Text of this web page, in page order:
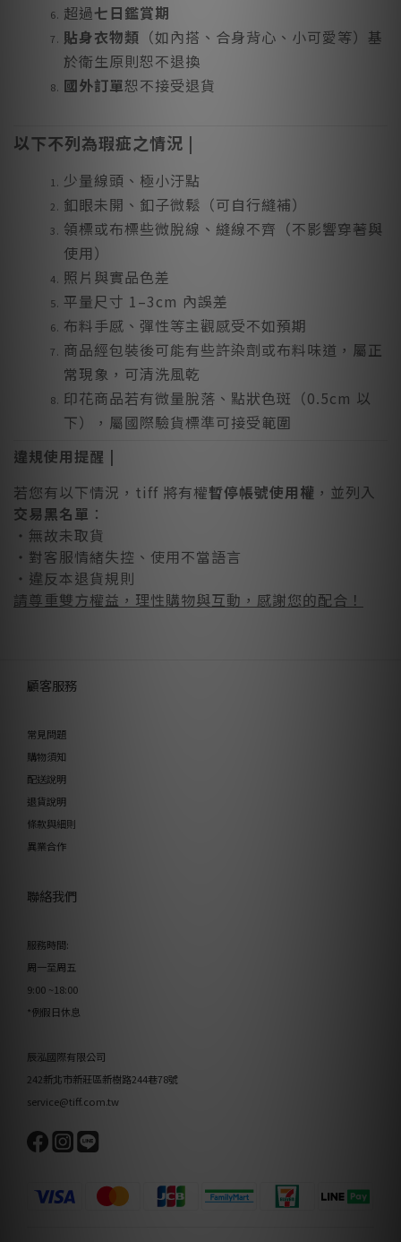
超過七日鑑賞期
貼身衣物類 （如內搭、合身背心、小可愛等）基
於衛生原則恕不退換
國外訂單恕不接受退貨
以下不列為瑕疵之情況 |
少量線頭、極小汙點
釦眼未開、釦子微鬆（可自行縫補）
領標或布標些微脫線、縫線不齊（不影響穿著與
使用）
照片與實品色差
平量尺寸 1–3cm 內誤差
布料手感、彈性等主觀感受不如預期
商品經包裝後可能有些許染劑或布料味道，屬正
常現象，可清洗風乾
印花商品若有微量脫落、點狀色斑（0.5cm 以
下），屬國際驗貨標準可接受範圍
違規使用提醒 |
若您有以下情況，tiff 將有權暫停帳號使用權 ，並列入
交易黑名單 ：
・無故未取貨
・對客服情緒失控、使用不當語言
・違反本退貨規則
請尊重雙方權益，理性購物與互動，感謝您的配合！
顧客服務
常見問題
購物須知
配送說明
退貨說明
條款與細則
異業合作
聯絡我們
服務時間:
周一至周五
9:00 ~18:00
*例假日休息
辰泓國際有限公司
242新北市新莊區新樹路244巷78號
service@tiff.com.tw